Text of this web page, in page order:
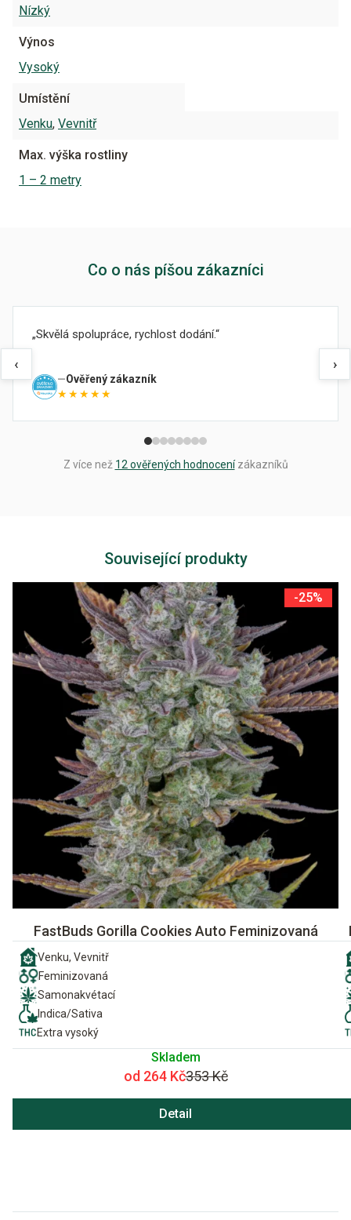
Nízký
Výnos
Vysoký
Umístění
Venku, Vevnitř
Max. výška rostliny
1 – 2 metry
Co o nás píšou zákazníci
‹
Skvělá spolupráce, rychlost dodání.
Ověřený zákazník
★★★★★
›
Z více než 12 ověřených hodnocenízákazníků
Související produkty
-25%
FastBuds Gorilla Cookies Auto Feminizovaná
Venku, Vevnitř
Feminizovaná
Samonakvétací
Indica/Sativa
Extra vysoký
Skladem
od 264 Kč353 Kč
Detail